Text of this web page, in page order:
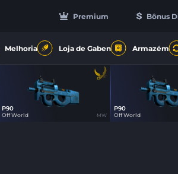
Premium Bônus
Melhoria Loja de Gaben Armazém
P90
Off World MW
P90
Off World